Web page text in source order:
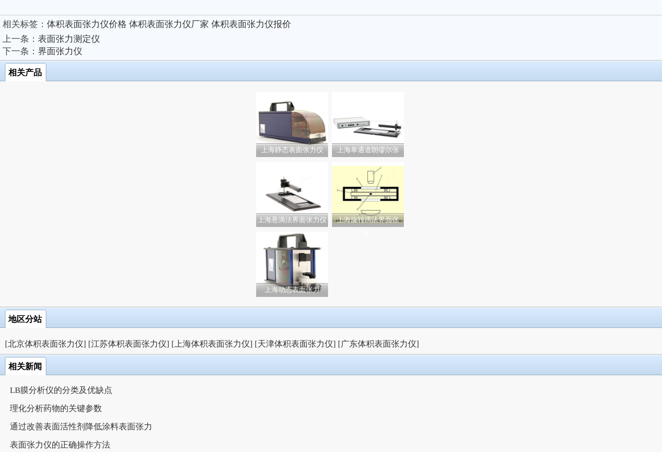
相关标签： 体积表面张力仪价格 体积表面张力仪厂家 体积表面张力仪报价
上一条： 表面张力测定仪
下一条： 界面张力仪
相关产品
上海静态表面张力仪
上海单通道朗缪尔张
上海悬滴法界面张力仪
上海旋转滴法界面张
上海动态表面张力
地区分站
[北京体积表面张力仪] [江苏体积表面张力仪] [上海体积表面张力仪] [天津体积表面张力仪] [广东体积表面张力仪]
相关新闻
LB膜分析仪的分类及优缺点
理化分析药物的关键参数
通过改善表面活性剂降低涂料表面张力
表面张力仪的正确操作方法